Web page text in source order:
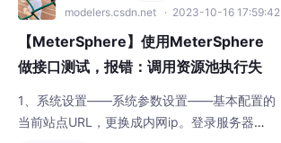
的数组中modelers.csdn.net · 2023-10-16 17:59:42
【MeterSphere】使用MeterSphere
做接口测试，报错：调用资源池执行失
败，请检查资源池是否配置正常
1、系统设置——系统参数设置——基本配置的
当前站点URL，更换成内网ip。登录服务器，